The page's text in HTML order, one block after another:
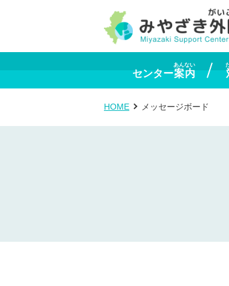
センター案内
あんない
HOME メッセージボード